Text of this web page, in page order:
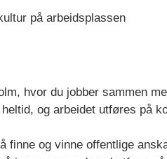
på arbeidsplassen
hvor du jobber sammen
og arbeidet utføres på
finne og vinne offentlige